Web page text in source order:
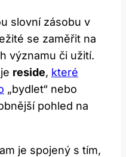
slovní zásobu v
se zaměřit na
významu či užití.
reside, které
„bydlet“ nebo
pohled na
je spojený s tím,